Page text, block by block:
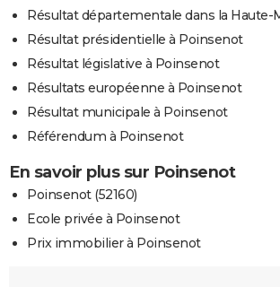
Résultat départementale dans la Haute-
Résultat présidentielle à Poinsenot
Résultat législative à Poinsenot
Résultats européenne à Poinsenot
Résultat municipale à Poinsenot
Référendum à Poinsenot
En savoir plus sur Poinsenot
Poinsenot (52160)
Ecole privée à Poinsenot
Prix immobilier à Poinsenot